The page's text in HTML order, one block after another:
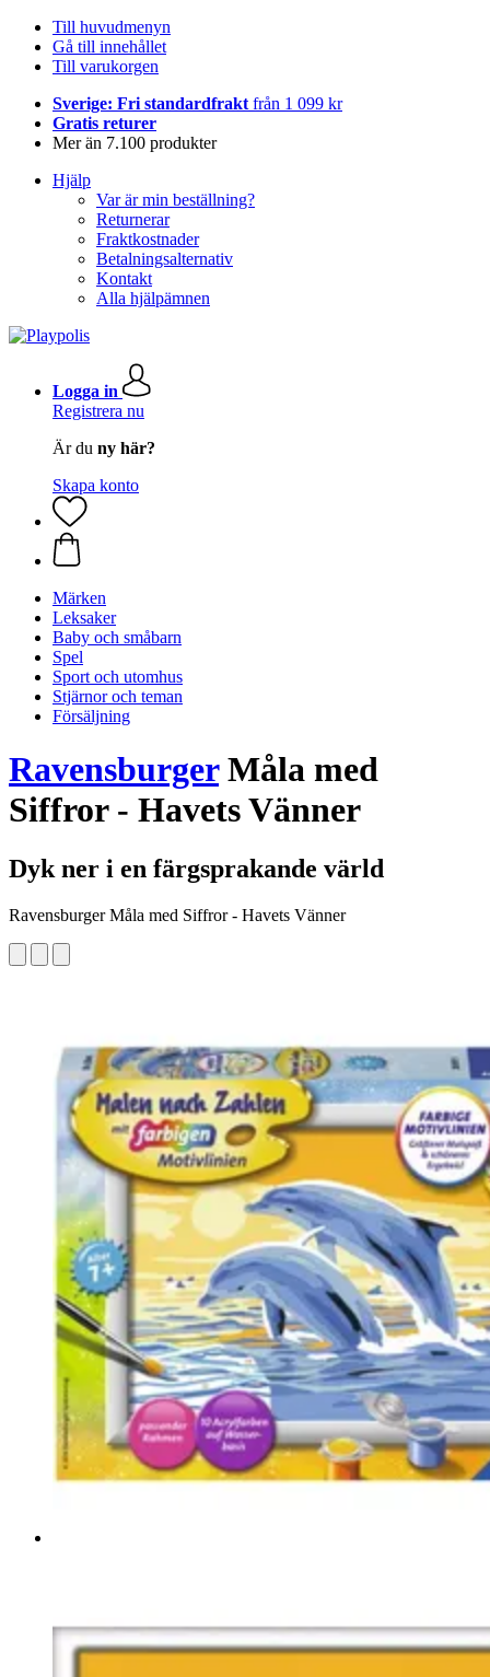
Till huvudmenyn
Gå till innehållet
Till varukorgen
Sverige: Fri standardfrakt från 1 099 kr
Gratis returer
Mer än 7.100 produkter
Hjälp
Var är min beställning?
Returnerar
Fraktkostnader
Betalningsalternativ
Kontakt
Alla hjälpämnen
Logga in
Registrera nu
Är du ny här?
Skapa konto
Märken
Leksaker
Baby och småbarn
Spel
Sport och utomhus
Stjärnor och teman
Försäljning
RavensburgerMåla med
Siffror - Havets Vänner
Dyk ner i en färgsprakande värld
Ravensburger Måla med Siffror - Havets Vänner